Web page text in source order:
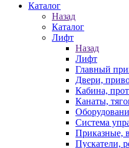
Каталог
Назад
Каталог
Лифт
Назад
Лифт
Главный
Двери,
Кабина,
Канаты,
Система
Приказные,
Пускатели,